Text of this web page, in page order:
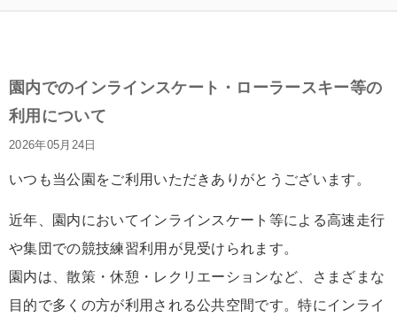
園内でのインラインスケート・ローラースキー等の
利用について
2026年05月24日
いつも当公園をご利用いただきありがとうございます。
近年、園内においてインラインスケート等による高速走行
や集団での競技練習利用が見受けられます。
園内は、散策・休憩・レクリエーションなど、さまざまな
目的で多くの方が利用される公共空間です。特にインライ